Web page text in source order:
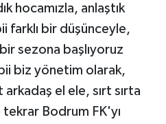
hocamızla, anlaştık
farklı bir düşünceyle,
sezona başlıyoruz
biz yönetim olarak,
el ele, sırt sırta
Bodrum FK'yı